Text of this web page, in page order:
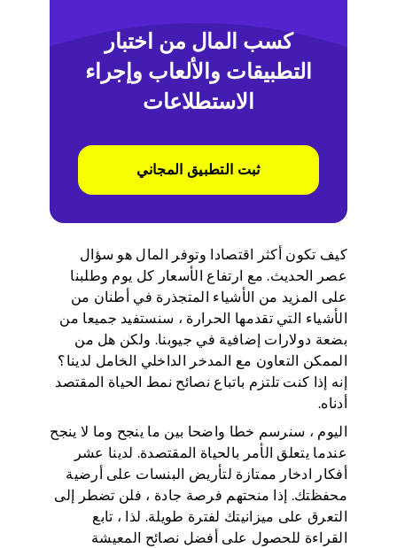
كسب المال من اختبار
التطبيقات والألعاب وإجراء
الاستطلاعات
ثبت التطبيق المجاني
كيف تكون أكثر اقتصادا وتوفر المال هو سؤال
عصر الحديث. مع ارتفاع الأسعار كل يوم وطلبنا
على المزيد من الأشياء المتجذرة في أطنان من
الأشياء التي تقدمها الحرارة ، سنستفيد جميعا من
بضعة دولارات إضافية في جيوبنا. ولكن هل من
الممكن التعاون مع المدخر الداخلي الخامل لدينا؟
إنه إذا كنت تلتزم باتباع نصائح نمط الحياة المقتصد
أدناه.
اليوم ، سنرسم خطا واضحا بين ما ينجح وما لا ينجح
عندما يتعلق الأمر بالحياة المقتصدة. لدينا عشر
أفكار ادخار ممتازة لتأريض البنسات على أرضية
محفظتك. إذا منحتهم فرصة جادة ، فلن تضطر إلى
التعرق على ميزانيتك لفترة طويلة. لذا ، تابع
القراءة للحصول على أفضل نصائح المعيشة